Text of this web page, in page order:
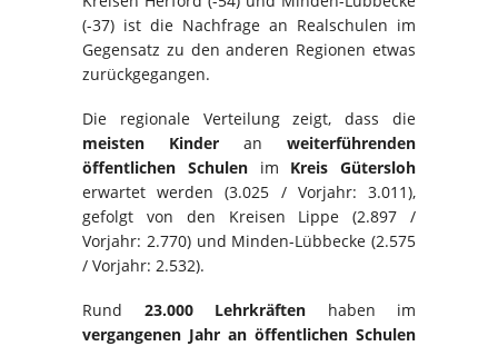
(-37) ist die Nachfrage an Realschulen im
Gegensatz zu den anderen Regionen etwas
zurückgegangen.
Die regionale Verteilung zeigt, dass die
meisten Kinder an weiterführenden
öffentlichen Schulenim Kreis Gütersloh
erwartet werden (3.025 / Vorjahr: 3.011),
gefolgt von den Kreisen Lippe (2.897 /
Vorjahr: 2.770) und Minden-Lübbecke (2.575
/ Vorjahr: 2.532).
Rund 23.000 Lehrkräften haben im
vergangenen Jahr an öffentlichen Schulen